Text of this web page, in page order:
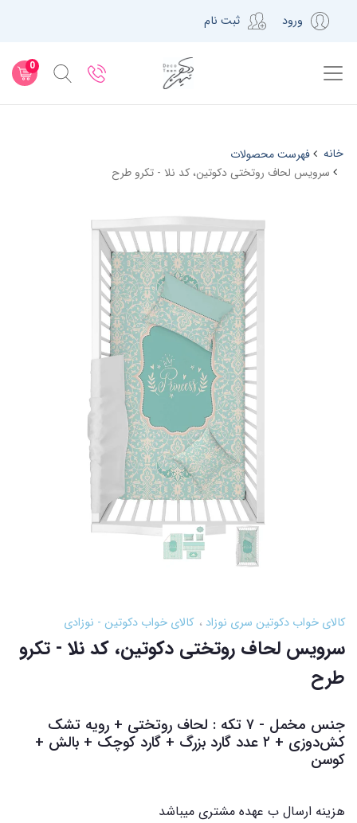
ورود ثبت نام
0
خانه
فهرست محصولات
سرویس لحاف روتختی دکوتین، کد نلا - تکرو طرح
کالای خواب دکوتین سری نوزاد کالای خواب دکوتین - نوزادی
سرویس لحاف روتختی دکوتین، کد نلا - تکرو
طرح
جنس مخمل - ۷ تکه : لحاف روتختی + رویه تشک
‌کش‌دوزی + ۲ عدد گارد بزرگ + گارد کوچک + بالش +
کوسن
هزینه ارسال ب عهده مشتری میباشد